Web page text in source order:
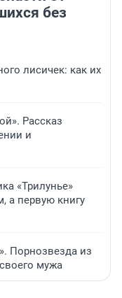
без
лисичек: как их
Рассказ
и
«Трилунье»
а первую книгу
Порнозвезда из
мужа